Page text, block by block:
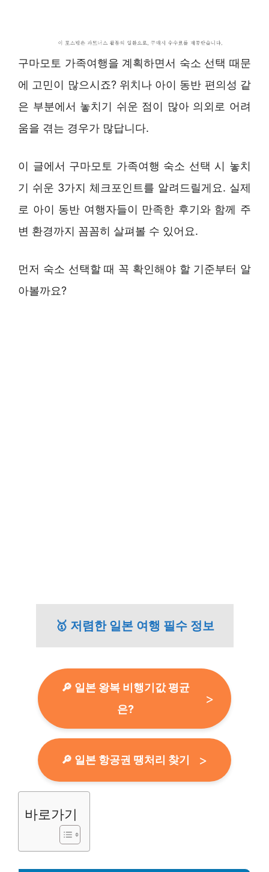
구마모토 가족여행을 계획하면서 숙소 선택 때문
에 고민이 많으시죠? 위치나 아이 동반 편의성 같
은 부분에서 놓치기 쉬운 점이 많아 의외로 어려
움을 겪는 경우가 많답니다.
이 글에서 구마모토 가족여행 숙소 선택 시 놓치
기 쉬운 3가지 체크포인트를 알려드릴게요. 실제
로 아이 동반 여행자들이 만족한 후기와 함께 주
변 환경까지 꼼꼼히 살펴볼 수 있어요.
먼저 숙소 선택할 때 꼭 확인해야 할 기준부터 알
아볼까요?
🥇 저렴한 일본 여행 필수 정보
🔎 일본 왕복 비행기값 평균
은?
🔎 일본 항공권 땡처리 찾기
바로가기